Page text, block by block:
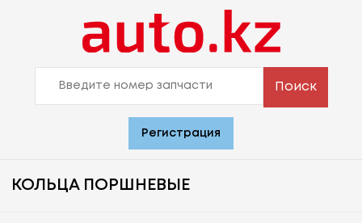
Поиск
Регистрация
КОЛЬЦА ПОРШНЕВЫЕ